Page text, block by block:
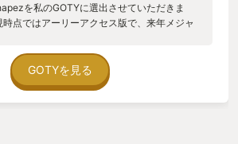
を私のGOTYに選出させていただきま
点ではアーリーアクセス版で、来年メジャ
、このゲームの魅力ですが「工場シミュレー
ズル」の組み合わせが素晴らしい。 ゲーム
提示される 2.マップに埋まっている◯や□の
GOTYを見る